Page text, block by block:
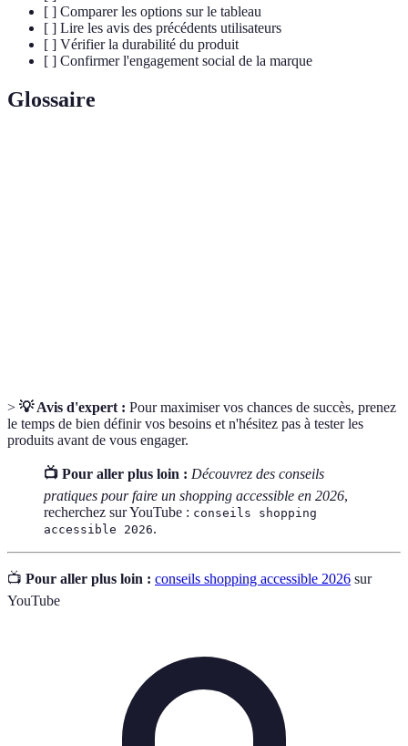
[ ] Comparer les options sur le tableau
[ ] Lire les avis des précédents utilisateurs
[ ] Vérifier la durabilité du produit
[ ] Confirmer l'engagement social de la marque
Glossaire
> 💡 Avis d'expert : Pour maximiser vos chances de succès, prenez
le temps de bien définir vos besoins et n'hésitez pas à tester les
produits avant de vous engager.
📺 Pour aller plus loin : Découvrez des conseils
pratiques pour faire un shopping accessible en 2026,
recherchez sur YouTube : conseils shopping
accessible 2026.
📺 Pour aller plus loin : conseils shopping accessible 2026 sur
YouTube